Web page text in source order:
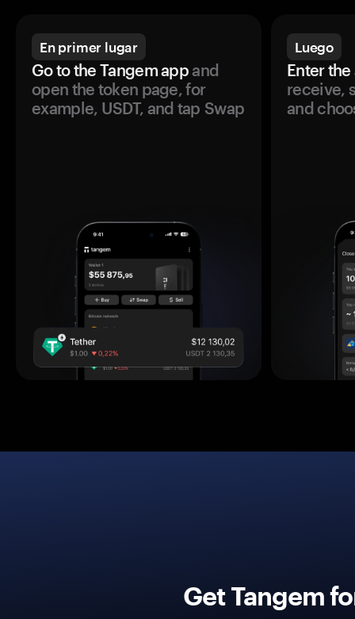
En primer lugar
Go to the Tangem appand
open the token page, for
example, USDT, and tap Swap
Luego
Enter the
receive,
and
Get Tangem